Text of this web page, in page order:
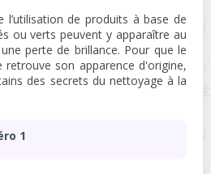
l’utilisation de produits à base de
ou verts peuvent y apparaître au
perte de brillance. Pour que le
son apparence d'origine,
des secrets du nettoyage à la
1